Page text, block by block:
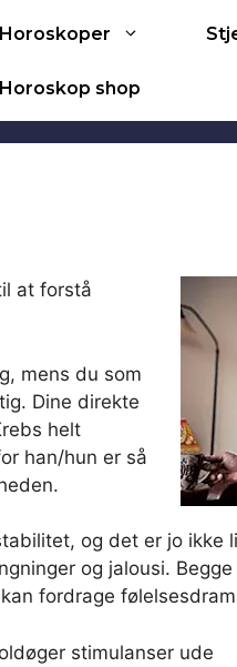
Horoskoper
Horoskop shop
at forstå
mens du som
Dine direkte
helt
han/hun er så
og det er jo ikke
og jalousi.
fordrage
stimulanser ude